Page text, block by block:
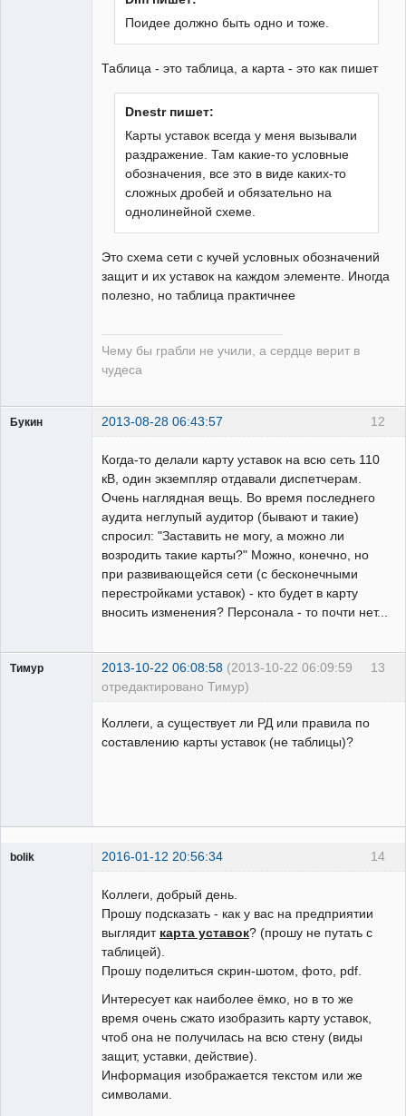
Поидее должно быть одно и тоже.
Таблица - это таблица, а карта - это как пишет
Dnestr пишет:
Карты уставок всегда у меня вызывали
раздражение. Там какие-то условные
обозначения, все это в виде каких-то
сложных дробей и обязательно на
однолинейной схеме.
Это схема сети с кучей условных обозначений
защит и их уставок на каждом элементе. Иногда
полезно, но таблица практичнее
Чему бы грабли не учили, а сердце верит в
чудеса
12
Букин 2013-08-28 06:43:57
Когда-то делали карту уставок на всю сеть 110
кВ, один экземпляр отдавали диспетчерам.
Очень наглядная вещь. Во время последнего
аудита неглупый аудитор (бывают и такие)
спросил: "Заставить не могу, а можно ли
возродить такие карты?" Можно, конечно, но
при развивающейся сети (с бесконечными
перестройками уставок) - кто будет в карту
вносить изменения? Персонала - то почти нет...
13
Тимур 2013-10-22 06:08:58 (2013-10-22 06:09:59
отредактировано Тимур)
Коллеги, а существует ли РД или правила по
составлению карты уставок (не таблицы)?
14
bolik 2016-01-12 20:56:34
Коллеги, добрый день.
Прошу подсказать - как у вас на предприятии
выглядит карта уставок? (прошу не путать с
таблицей).
Прошу поделиться скрин-шотом, фото, pdf.
Интересует как наиболее ёмко, но в то же
время очень сжато изобразить карту уставок,
чтоб она не получилась на всю стену (виды
защит, уставки, действие).
Информация изображается текстом или же
символами.